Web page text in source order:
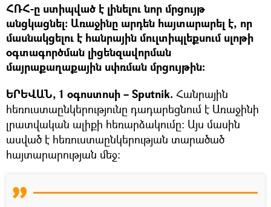
ՀՌՀ-ը ստիպված է լինելու նոր մրցույթ
անցկացնել։ Առաջինը արդեն հայտարարել է, որ
մասնակցելու է հանրային մուլտիպլեքսում սլոթի
օգտագործման լիցենզավորման
մայրաքաղաքային սփռման մրցույթին։
ԵՐԵՎԱՆ, 1 օգոստոսի – Sputnik. Հանրային
հեռուստաընկերությունը դադարեցնում է Առաջինի
լրատվական ալիքի հեռարձակումը։ Այս մասին
ասված է հեռուստաընկերության տարածած
հայտարարության մեջ։